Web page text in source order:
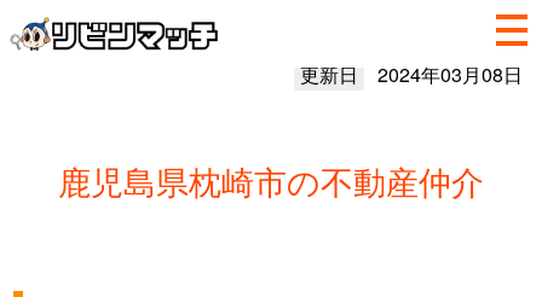
更新日 2024年03月08日
鹿児島県枕崎市の不動産仲介